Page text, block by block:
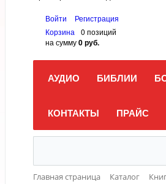
Войти
Регистрация
Корзина
0 позиций
на сумму0 руб.
АУДИО БИБЛИИ
КОНТАКТЫ ПРАЙС
Главная страница Каталог